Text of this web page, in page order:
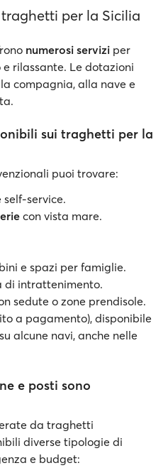
per la Sicilia
numerosi servizi per
rilassante. Le dotazioni
compagnia, alla nave e
sui traghetti per la
puoi trovare:
self-service.
con vista mare.
e spazi per famiglie.
di intrattenimento.
sedute o zone prendisole.
a pagamento), disponibile
alcune navi, anche nelle
e posti sono
da traghetti
diverse tipologie di
e budget: